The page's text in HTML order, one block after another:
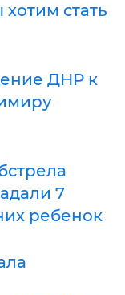
стать
ДНР к
7
ребенок